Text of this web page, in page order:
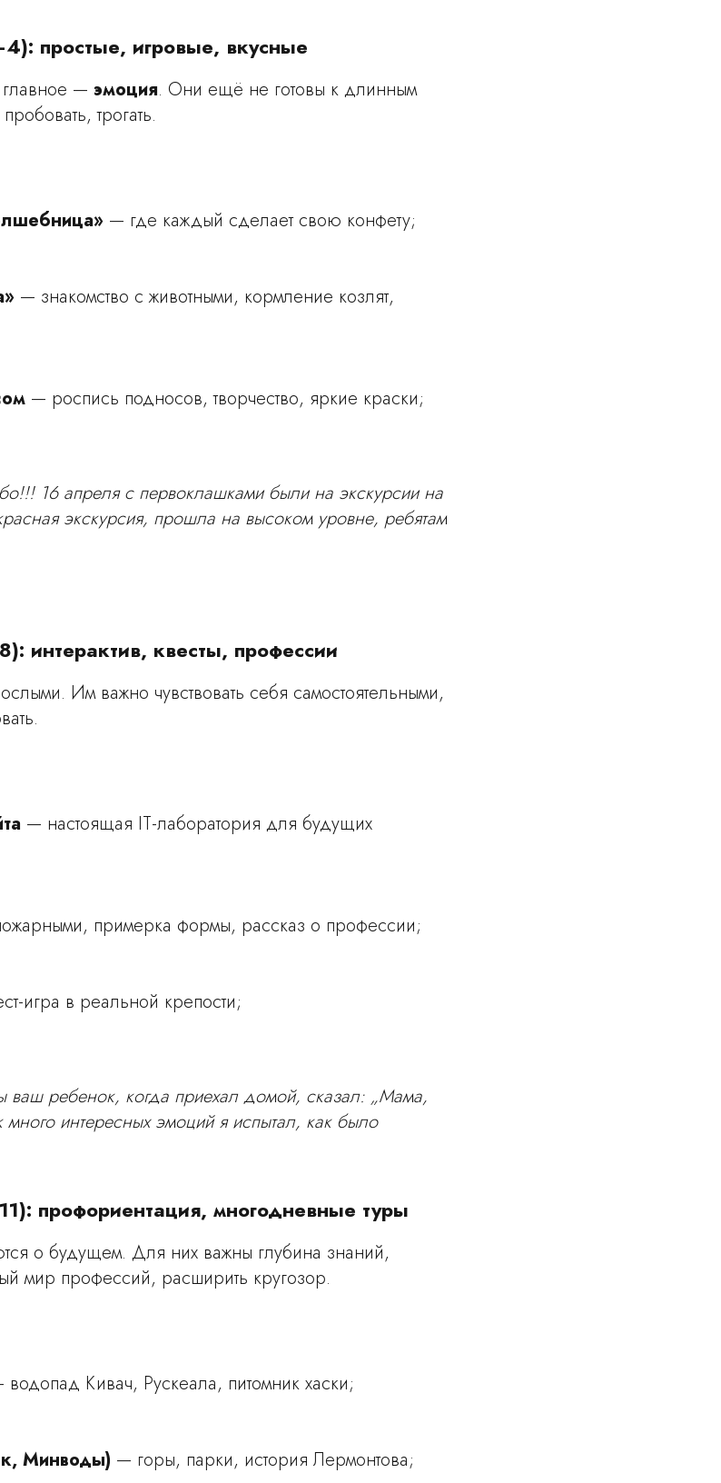
простые, игровые, вкусные
— эмоция. Они ещё не готовы к длинным
трогать.
— где каждый сделает свою конфету;
— знакомство с животными, кормление козлят,
— роспись подносов, творчество, яркие краски;
16 апреля с первоклашками были на экскурсии на
экскурсия, прошла на высоком уровне, ребятам
интерактив, квесты, профессии
Им важно чувствовать себя самостоятельными,
— настоящая IT-лаборатория для будущих
примерка формы, рассказ о профессии;
игра в реальной крепости;
ваш ребенок, когда приехал домой, сказал: „Мама,
много интересных эмоций я испытал, как было
профориентация, многодневные туры
о будущем. Для них важны глубина знаний,
мир профессий, расширить кругозор.
Кивач, Рускеала, питомник хаски;
Минводы) — горы, парки, история Лермонтова;